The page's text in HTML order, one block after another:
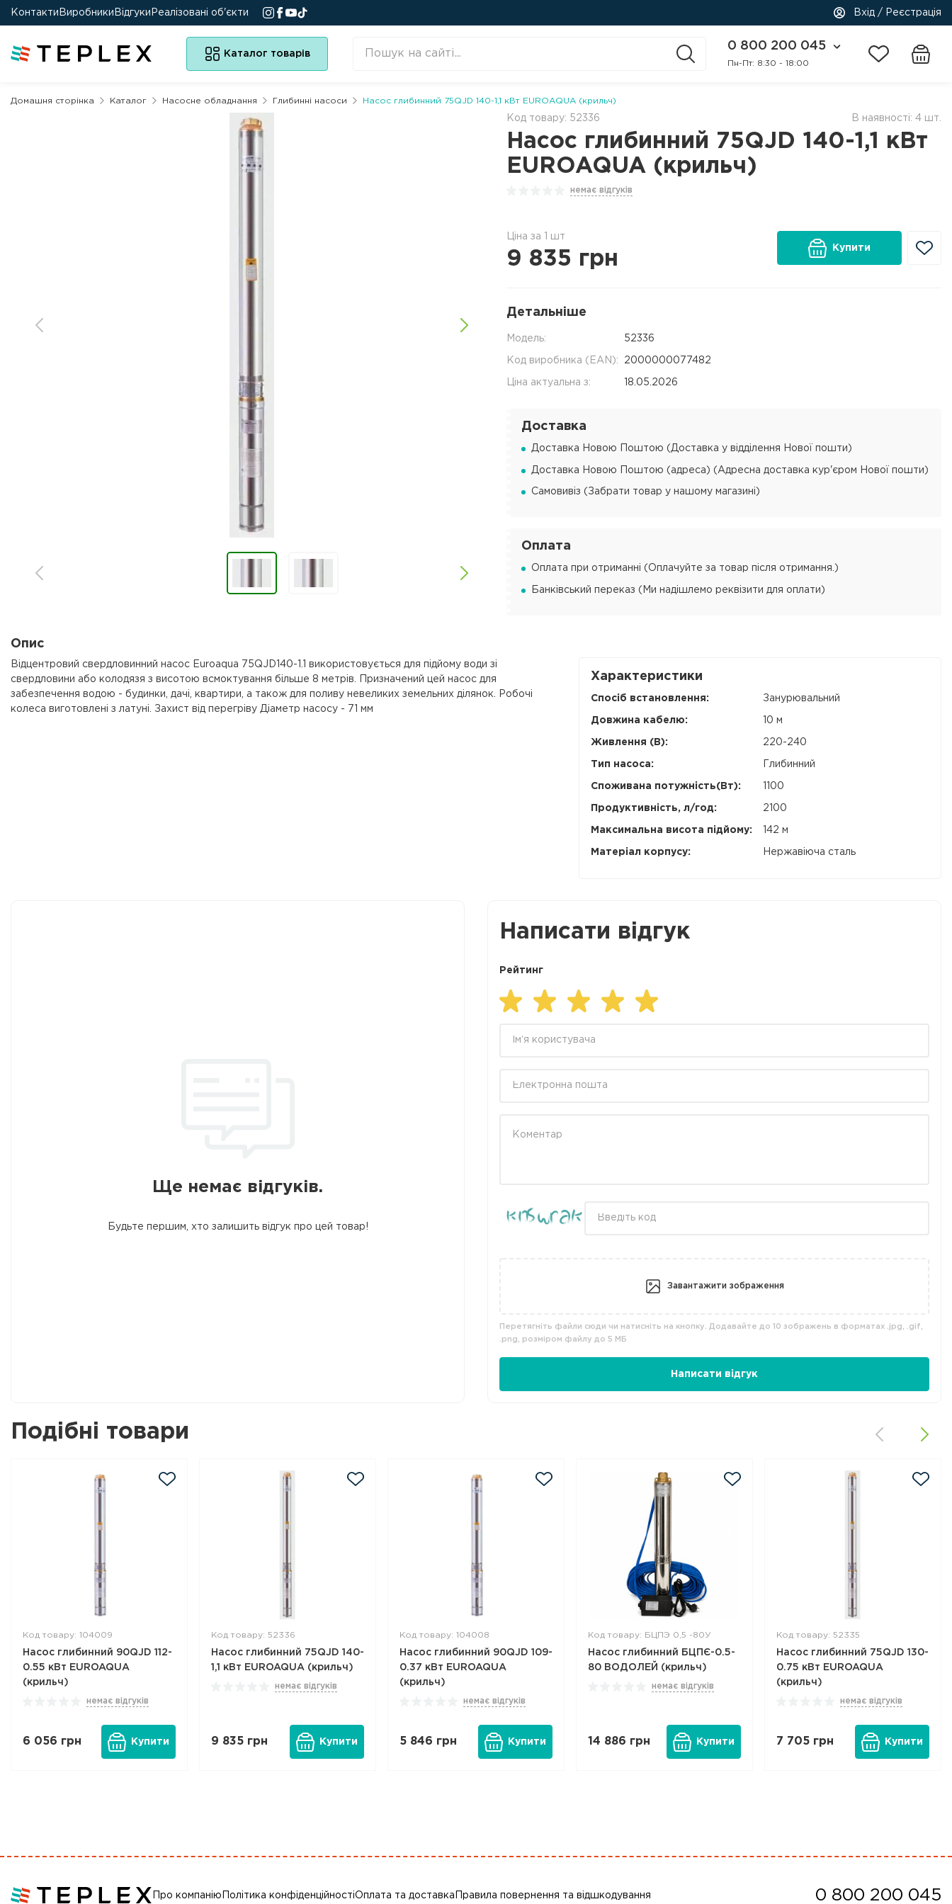
Контакти Виробники Відгуки Реалізовані об'єкти Вхід / Реєстрація
Каталог товарів
0 800 200 045
Пн-Пт: 8:30 - 18:00
Домашня сторінка Каталог Насосне обладнання Глибинні насоси Насос глибинний 75QJD 140-1,1 кВт EUROAQUA (крильч)
Код товару: 52336 В наявності: 4 шт.
Насос глибинний 75QJD 140-1,1 кВт
EUROAQUA (крильч)
немає відгуків
Ціна за 1 шт
9 835 грн
Купити
Детальніше
Модель: 52336
Код виробника (EAN): 2000000077482
Ціна актуальна з: 18.05.2026
Доставка
Доставка Новою Поштою (Доставка у відділення Нової пошти)
Доставка Новою Поштою (адреса) (Адресна доставка кур'єром Нової пошти)
Самовивіз (Забрати товар у нашому магазині)
Оплата
Оплата при отриманні (Оплачуйте за товар після отримання.)
Банківський переказ (Ми надішлемо реквізити для оплати)
Опис
Відцентровий свердловинний насос Euroaqua 75QJD140-1.1 використовується для підйому води зі
свердловини або колодязя з висотою всмоктування більше 8 метрів. Призначений цей насос для
забезпечення водою - будинки, дачі, квартири, а також для поливу невеликих земельних ділянок. Робочі
колеса виготовлені з латуні. Захист від перегріву Діаметр насосу - 71 мм
Характеристики
Спосіб встановлення: Занурювальний
Довжина кабелю: 10 м
Живлення (В): 220-240
Тип насоса: Глибинний
Споживана потужність(Вт): 1100
Продуктивність, л/год: 2100
Максимальна висота підйому: 142 м
Матеріал корпусу: Нержавіюча сталь
Ще немає відгуків.
Будьте першим, хто залишить відгук про цей товар!
Написати відгук
Рейтинг
Завантажити зображення
Перетягніть файли сюди чи натисніть на кнопку. Додавайте до 10 зображень в форматах .jpg, .gif,
.png, розміром файлу до 5 МБ
Написати відгук
Подібні товари
Код товару: 104009
Насос глибинний 90QJD 112-
0.55 кВт EUROAQUA
(крильч)
немає відгуків
6 056 грн Купити
Код товару: 52336
Насос глибинний 75QJD 140-
1,1 кВт EUROAQUA (крильч)
немає відгуків
9 835 грн Купити
Код товару: 104008
Насос глибинний 90QJD 109-
0.37 кВт EUROAQUA
(крильч)
немає відгуків
5 846 грн Купити
Код товару: БЦПЭ 0,5 -80У
Насос глибинний БЦПЄ-0.5-
80 ВОДОЛЕЙ (крильч)
немає відгуків
14 886 грн Купити
Код товару: 52335
Насос глибинний 75QJD 130-
0.75 кВт EUROAQUA
(крильч)
немає відгуків
7 705 грн Купити
Про компанію Політика конфіденційностіОплата та доставка Правила повернення та відшкодування 0 800 200 045